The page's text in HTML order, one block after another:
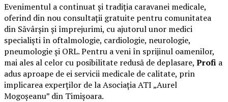
Evenimentul a continuat și tradiția caravanei medicale,
oferind din nou consultații gratuite pentru comunitatea
din Săvârșin și împrejurimi, cu ajutorul unor medici
specialiști în oftalmologie, cardiologie, neurologie,
pneumologie și ORL. Pentru a veni în sprijinul oamenilor,
mai ales al celor cu posibilitate redusă de deplasare, Profi a
adus aproape de ei servicii medicale de calitate, prin
implicarea experților de la Asociația ATI „Aurel
Mogoșeanu” din Timișoara.